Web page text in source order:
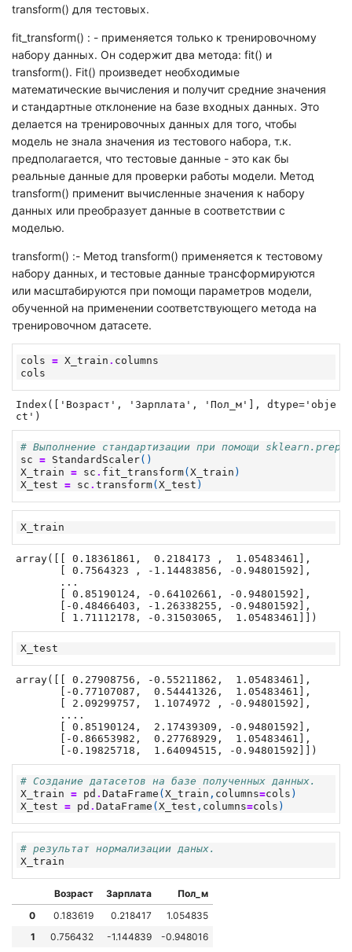
transform() для тестовых.
fit_transform() : - применяется только к тренировочному
набору данных. Он содержит два метода: fit() и
transform(). Fit() произведет необходимые
математические вычисления и получит средние значения
и стандартные отклонение на базе входных данных. Это
делается на тренировочных данных для того, чтобы
модель не знала значения из тестового набора, т.к.
предполагается, что тестовые данные - это как бы
реальные данные для проверки работы модели. Метод
transform() применит вычисленные значения к набору
данных или преобразует данные в соответствии с
моделью.
transform() :- Метод transform() применяется к тестовому
набору данных, и тестовые данные трансформируются
или масштабируются при помощи параметров модели,
обученной на применении соответствующего метода на
тренировочном датасете.
cols = X_train . columns
cols
Index(['Возраст', 'Зарплата', 'Пол_м'], dtype='obje
ct')
# Выполнение стандартизации при помощи
sc
= StandardScaler()
X_train
= sc . fit_transform(X_train )
X_test
= sc .transform(X_test )
X_train
array([[ 0.18361861,  0.2184173 ,  1.05483461],
       [ 1.71112178, -0.31503065,  1.05483461]])
X_test
array([[ 0.27908756, -0.55211862,  1.05483461],
       [-0.19825718,  1.64094515, -0.94801592]])
# Создание датасетов на базе полученных данных.
X_train
= pd .DataFrame (X_train , columns=cols )
X_test
= pd .DataFrame (X_test , columns=cols )
# результат нормализации даных.
X_train
Возраст Зарплата
Пол_м
0
0.183619 0.218417
1.054835
1
0.756432 -1.144839
-0.948016